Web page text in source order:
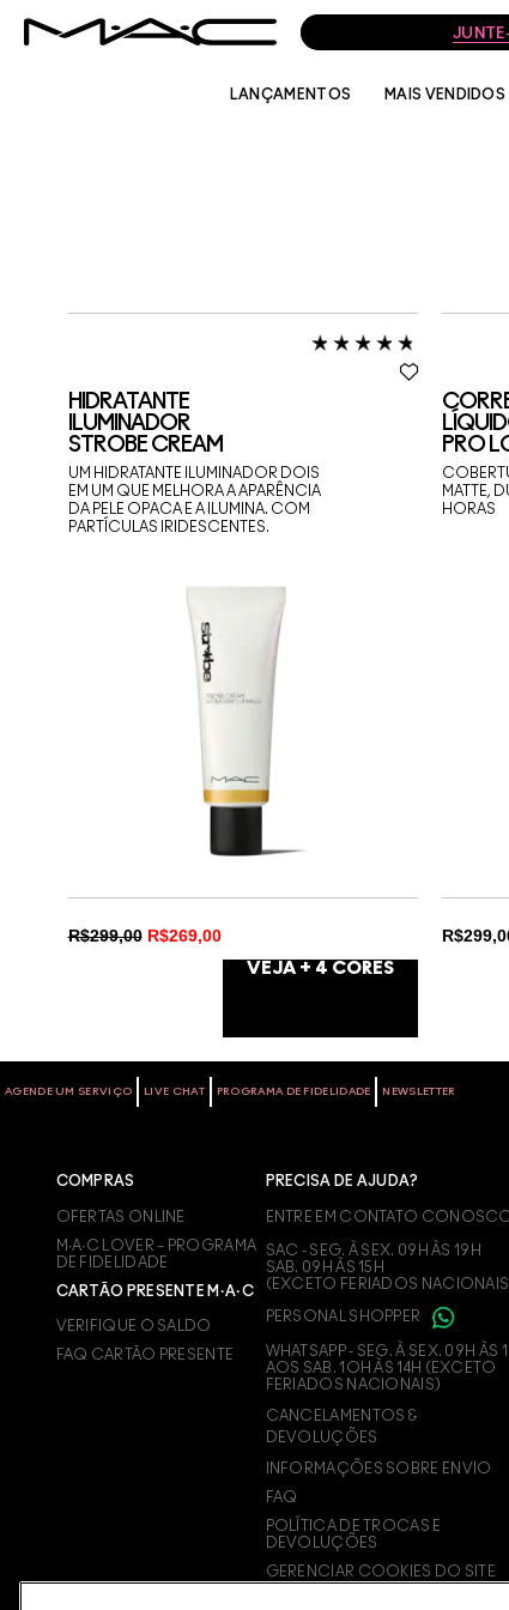
LANÇAMENTOS MAIS VENDIDOS
HIDRATANTE
ILUMINADOR
STROBE CREAM
UM HIDRATANTE ILUMINADOR DOIS
EM UM QUE MELHORA A APARÊNCIA
DA PELE OPACA E A ILUMINA. COM
PARTÍCULAS IRIDESCENTES.
R$299,00 R$269,00
VEJA + 4 CORES
BRONZELITE
GOLDLITE
PINKLITE
UVLITE
PRO
MATTE,
HORAS
AGENDE UM SERVIÇO LIVE CHAT PROGRAMA DE FIDELIDADE NEWSLETTER
COMPRAS
OFERTAS ONLINE
M∙A∙C LOVER – PROGRAMA
DE FIDELIDADE
CARTÃO PRESENTE M·A·C
VERIFIQUE O SALDO
FAQ CARTÃO PRESENTE
PRECISA DE AJUDA?
ENTRE EM CONTATO
SAC - SEG. À SEX. 09H ÀS 19H
SAB. 09H ÀS 15H
(EXCETO FERIADOS
PERSONAL SHOPPER
WHATSAPP - SEG. À SEX. 09H ÀS
AOS SAB. 1OH ÀS 14H (EXCETO
FERIADOS NACIONAIS)
CANCELAMENTOS &
DEVOLUÇÕES
INFORMAÇÕES SOBRE ENVIO
FAQ
POLÍTICA DE TROCAS E
DEVOLUÇÕES
GERENCIAR COOKIES DO SITE